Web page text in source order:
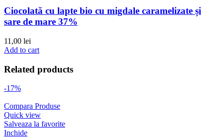
Ciocolată cu lapte bio cu migdale caramelizate și
sare de mare 37%
11,00 lei
Add to cart
Related products
-17%
Compara Produse
Quick view
Salveaza la favorite
Inchide